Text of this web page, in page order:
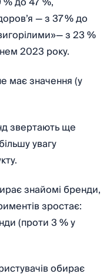
— з 37 % до
з 23 %
2023 року.
має значення (у
звертають ще
увагу
знайомі бренди,
зростає:
(проти 3 % у
обирає